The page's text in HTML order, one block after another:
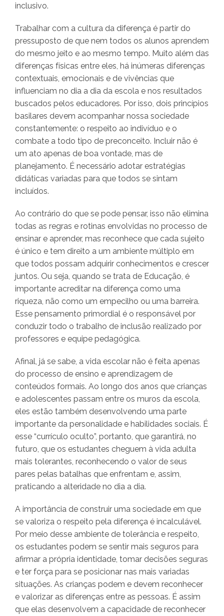
inclusivo.
Trabalhar com a cultura da diferença é partir do
pressuposto de que nem todos os alunos aprendem
do mesmo jeito e ao mesmo tempo. Muito além das
diferenças físicas entre eles, há inúmeras diferenças
contextuais, emocionais e de vivências que
influenciam no dia a dia da escola e nos resultados
buscados pelos educadores. Por isso, dois princípios
basilares devem acompanhar nossa sociedade
constantemente: o respeito ao indivíduo e o
combate a todo tipo de preconceito. Incluir não é
um ato apenas de boa vontade, mas de
planejamento. É necessário adotar estratégias
didáticas variadas para que todos se sintam
incluídos.
Ao contrário do que se pode pensar, isso não elimina
todas as regras e rotinas envolvidas no processo de
ensinar e aprender, mas reconhece que cada sujeito
é único e tem direito a um ambiente múltiplo em
que todos possam adquirir conhecimentos e crescer
juntos. Ou seja, quando se trata de Educação, é
importante acreditar na diferença como uma
riqueza, não como um empecilho ou uma barreira.
Esse pensamento primordial é o responsável por
conduzir todo o trabalho de inclusão realizado por
professores e equipe pedagógica.
Afinal, já se sabe, a vida escolar não é feita apenas
do processo de ensino e aprendizagem de
conteúdos formais. Ao longo dos anos que crianças
e adolescentes passam entre os muros da escola,
eles estão também desenvolvendo uma parte
importante da personalidade e habilidades sociais. É
esse “currículo oculto”, portanto, que garantirá, no
futuro, que os estudantes cheguem à vida adulta
mais tolerantes, reconhecendo o valor de seus
pares pelas batalhas que enfrentam e, assim,
praticando a alteridade no dia a dia.
A importância de construir uma sociedade em que
se valoriza o respeito pela diferença é incalculável.
Por meio desse ambiente de tolerância e respeito,
os estudantes podem se sentir mais seguros para
afirmar a própria identidade, tomar decisões seguras
e ter força para se posicionar nas mais variadas
situações. As crianças podem e devem reconhecer
e valorizar as diferenças entre as pessoas. É assim
que elas desenvolvem a capacidade de reconhecer